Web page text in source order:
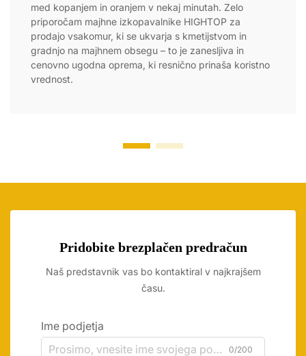
med kopanjem in oranjem v nekaj minutah. Zelo
priporočam majhne izkopavalnike HIGHTOP za
prodajo vsakomur, ki se ukvarja s kmetijstvom in
gradnjo na majhnem obsegu – to je zanesljiva in
cenovno ugodna oprema, ki resnično prinaša koristno
vrednost.
Pridobite brezplačen predračun
Naš predstavnik vas bo kontaktiral v najkrajšem
času.
Ime podjetja
0/200